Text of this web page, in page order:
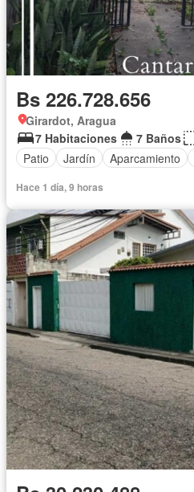
Bs 226.728.656
Girardot, Aragua
7 Habitaciones
7 Baños
Patio
Jardín Aparcamiento
Hace 1 día, 9 horas